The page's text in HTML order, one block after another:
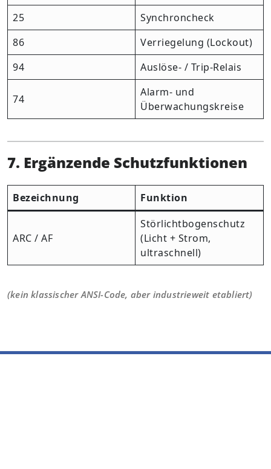
25
Synchroncheck
86
Verriegelung (Lockout)
94
Auslöse- / Trip-Relais
74
Alarm- und
Überwachungskreise
7. Ergänzende Schutzfunktionen
Bezeichnung Funktion
ARC / AF
Störlichtbogenschutz
(Licht + Strom,
ultraschnell)
(kein klassischer ANSI-Code, aber industrieweit etabliert)